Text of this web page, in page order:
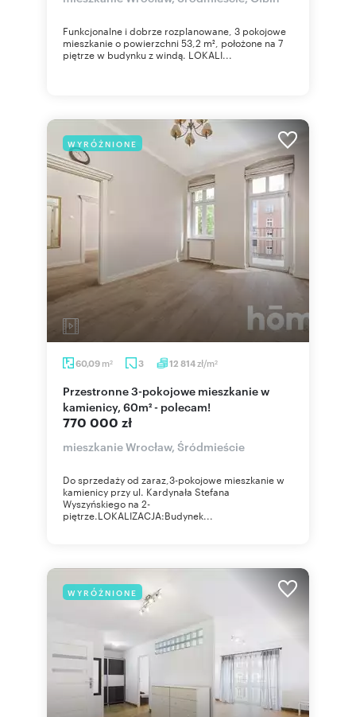
Funkcjonalne i dobrze rozplanowane, 3 pokojowe
mieszkanie o powierzchni 53,2 m², położone na 7
piętrze w budynku z windą. LOKALI...
WYRÓŻNIONE
60,09 m2 3 12 814zł/m2
Przestronne 3-pokojowe mieszkanie w
kamienicy, 60m² - polecam!
770 000 zł
mieszkanie Wrocław, Śródmieście
Do sprzedaży od zaraz,3-pokojowe mieszkanie w
kamienicy przy ul. Kardynała Stefana
Wyszyńskiego na 2-
piętrze.LOKALIZACJA:Budynek...
WYRÓŻNIONE